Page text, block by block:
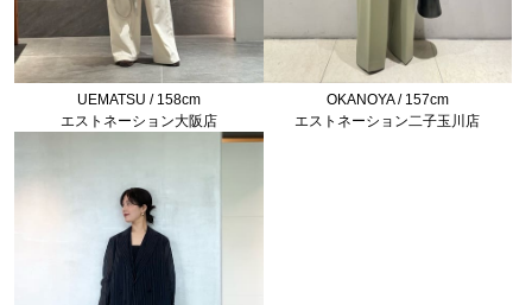
UEMATSU / 158cm
エストネーション大阪店
OKANOYA / 157cm
エストネーション二子玉川店